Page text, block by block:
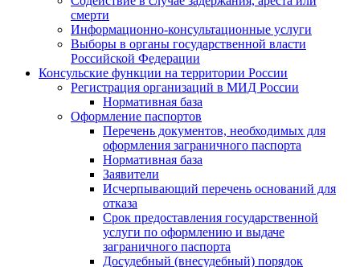
смерти
Информационно-консультационные услуги
Выборы в органы государственной власти
Российской Федерации
Консульские функции на территории России
Регистрация организаций в МИД России
Нормативная база
Оформление паспортов
Перечень документов, необходимых для
оформления заграничного паспорта
Нормативная база
Заявители
Исчерпывающий перечень оснований для
отказа
Срок предоставления государственной
услуги по оформлению и выдаче
заграничного паспорта
Досудебный (внесудебный) порядок